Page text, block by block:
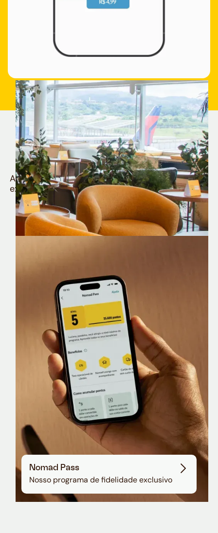
Quem é Nomad tem
muito mais
Aproveite todos os benefícios e vantagens
exclusivas da sua Conta Internacional
Nomad Lounge
Sala VIP no Aeroporto de Guarulhos
Nomad Pass
Nosso programa de fidelidade exclusivo